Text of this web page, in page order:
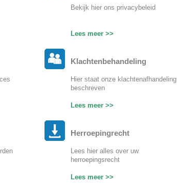
Bekijk hier ons privacybeleid
Lees meer >>
Klachtenbehandeling
Hier staat onze klachtenafhandeling
beschreven
Lees meer >>
Herroepingrecht
Lees hier alles over uw
herroepingsrecht
Lees meer >>